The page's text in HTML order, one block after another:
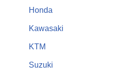
Honda
Kawasaki
KTM
Suzuki